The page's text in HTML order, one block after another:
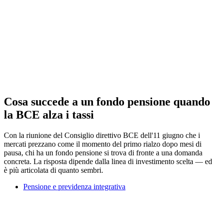
Cosa succede a un fondo pensione quando
la BCE alza i tassi
Con la riunione del Consiglio direttivo BCE dell'11 giugno che i
mercati prezzano come il momento del primo rialzo dopo mesi di
pausa, chi ha un fondo pensione si trova di fronte a una domanda
concreta. La risposta dipende dalla linea di investimento scelta — ed
è più articolata di quanto sembri.
Pensione e previdenza integrativa